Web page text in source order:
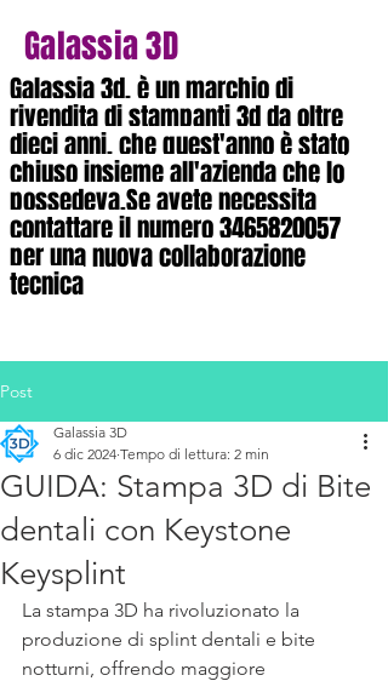
Galassia 3D
Galassia 3d, è un marchio di
rivendita di stampanti 3d da oltre
dieci anni, che quest'anno è stato
chiuso insieme all'azienda che lo
possedeva.Se avete necessita
contattare il numero3465820057
per una nuova collaborazione
tecnica
Post
GUIDA: Stampa 3D di Bite
dentali con Keystone
Keysplint
Galassia 3D
6 dic 2024 Tempo di lettura: 2 min
La stampa 3D ha rivoluzionato la
produzione di splint dentali e bite
notturni, offrendo maggiore